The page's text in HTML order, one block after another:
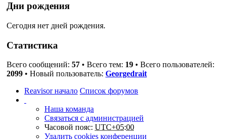
Дни рождения
Сегодня нет дней рождения.
Статистика
Всего сообщений: 57 • Всего тем: 19 • Всего пользователей:
2099 • Новый пользователь: Georgedrait
Reavisor начало Список форумов
Наша команда
Связаться с администрацией
Часовой пояс: UTC+05:00
Удалить cookies конференции